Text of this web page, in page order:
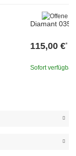
Diamant 035-
115,00 €*
Sofort verfügbar